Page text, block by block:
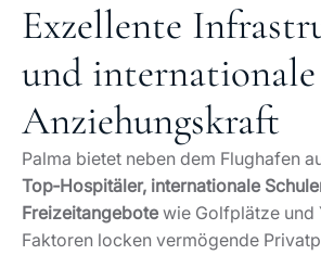
Exzellente
und internationale
Anziehungskraft
Palma bietet neben dem Flughafen
Top‑Hospitäler, internationale
Freizeitangebote wie Golfplätze und
Faktoren locken vermögende